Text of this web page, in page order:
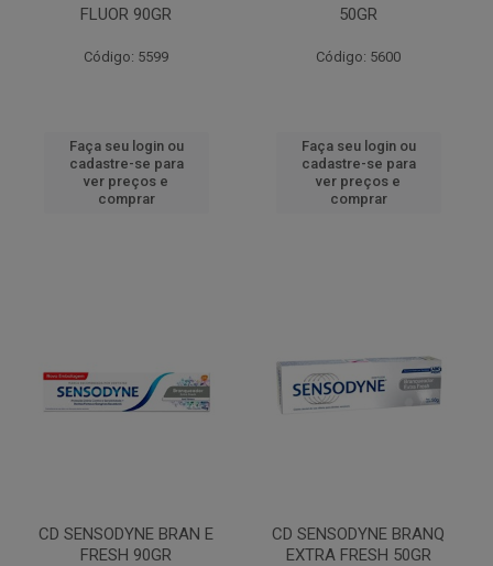
FLUOR 90GR
Código: 5599
Faça seu login ou
cadastre-se para
ver preços e
comprar
50GR
Código: 5600
Faça seu login ou
cadastre-se para
ver preços e
comprar
CD SENSODYNE BRAN E
FRESH 90GR
CD SENSODYNE BRANQ
EXTRA FRESH 50GR